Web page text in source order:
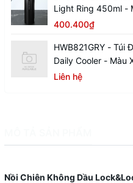
Light Ring 450ml -
400.400₫
HWB821GRY - Túi
Daily Cooler - Màu
Liên hệ
Nồi Chiên Không Dầu